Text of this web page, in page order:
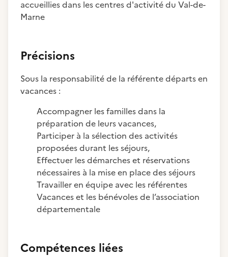
accueillies dans les centres d'activité du Val-de-
Marne
Précisions
Sous la responsabilité de la référente départs en
vacances :
Accompagner les familles dans la
préparation de leurs vacances,
Participer à la sélection des activités
proposées durant les séjours,
Effectuer les démarches et réservations
nécessaires à la mise en place des séjours
Travailler en équipe avec les référentes
Vacances et les bénévoles de l’association
départementale
Compétences liées